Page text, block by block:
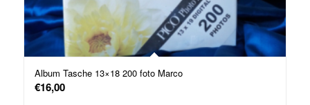
Album Tasche 13×18 200 foto Marco
€16,00